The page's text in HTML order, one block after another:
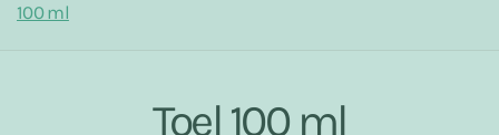
100 ml
Toel 100 ml